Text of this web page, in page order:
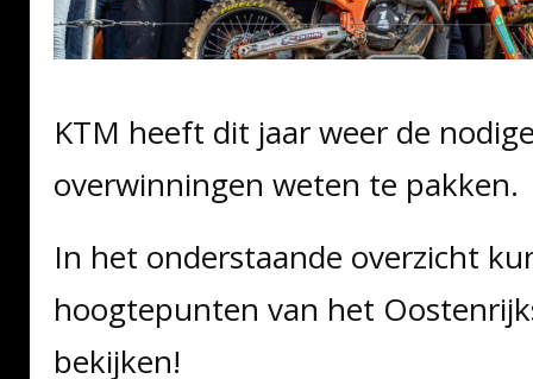
KTM heeft dit jaar weer de
overwinningen weten te pakken.
In het onderstaande overzicht
hoogtepunten van het
bekijken!